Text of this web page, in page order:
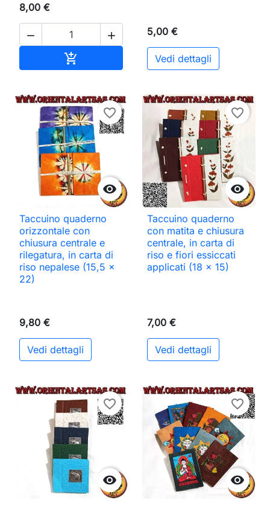
8,00 €
 
 Aggiungi al carrello
5,00 €
Vedi dettagli

favorite_border
Taccuino quaderno
orizzontale con
chiusura centrale e
rilegatura, in carta di
riso nepalese (15,5 x
22)
9,80 €
Vedi dettagli

favorite_border
Taccuino quaderno
con matita e chiusura
centrale, in carta di
riso e fiori essiccati
applicati (18 x 15)
7,00 €
Vedi dettagli

favorite_border

favorite_border